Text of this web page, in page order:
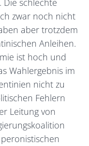
Die schlechte
zwar noch nicht
aber trotzdem
Anleihen.
ist hoch und
Wahlergebnis im
nicht zu
Fehlern
Leitung von